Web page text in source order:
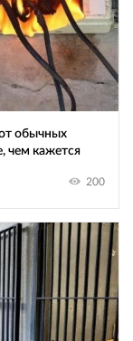
обычных
чем кажется
200